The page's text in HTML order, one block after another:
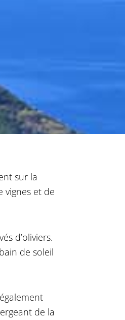
sur la
vignes et de
d’oliviers.
de soleil
de la